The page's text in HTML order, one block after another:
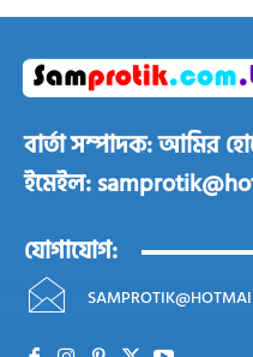
বার্তা সম্পাদক: আমির
ইমেইল:
যোগাযোগ: